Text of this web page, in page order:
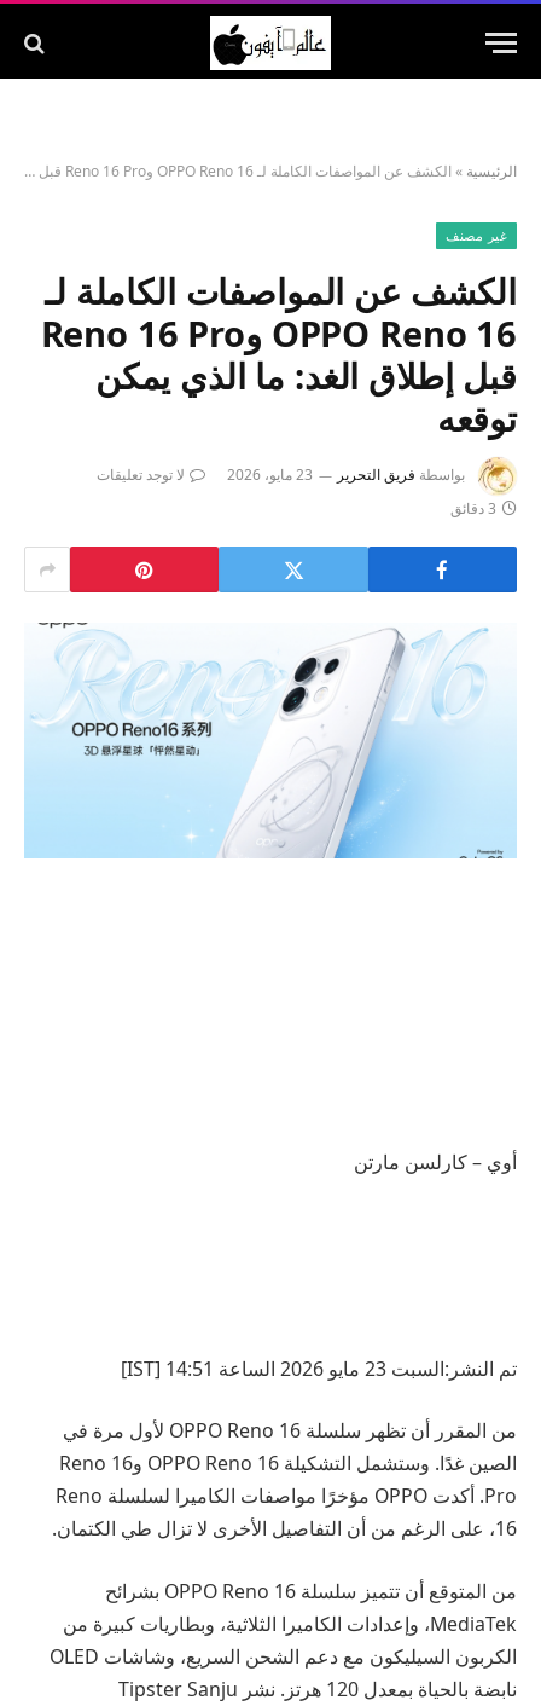
الرئيسية » الكشف عن المواصفات الكاملة لـ OPPO Reno 16 وReno 16 Pro قبل إطلاق الغد: ما الذي يمكن توقعه
غير مصنف
الكشف عن المواصفات الكاملة لـ
OPPO Reno 16 وReno 16 Pro
قبل إطلاق الغد: ما الذي يمكن
توقعه
بواسطة فريق التحرير 23 مايو، 2026
لا توجد تعليقات
3 دقائق
أوي – كارلسن مارتن
تم النشر:السبت 23 مايو 2026 الساعة 14:51 [IST]
من المقرر أن تظهر سلسلة OPPO Reno 16 لأول مرة في
الصين غدًا. وستشمل التشكيلة OPPO Reno 16 وReno 16
Pro. أكدت OPPO مؤخرًا مواصفات الكاميرا لسلسلة Reno
16، على الرغم من أن التفاصيل الأخرى لا تزال طي الكتمان.
من المتوقع أن تتميز سلسلة OPPO Reno 16 بشرائح
MediaTek، وإعدادات الكاميرا الثلاثية، وبطاريات كبيرة من
الكربون السيليكون مع دعم الشحن السريع، وشاشات OLED
نابضة بالحياة بمعدل 120 هرتز. نشر Tipster Sanju